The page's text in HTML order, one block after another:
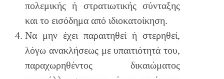
πολεμικής ή στρατιωτικής σύνταξης
και το εισόδημα από ιδιοκατοίκηση.
Να μην έχει παραιτηθεί ή στερηθεί,
λόγω ανακλήσεως με υπαιτιότητά του,
παραχωρηθέντος δικαιώματος